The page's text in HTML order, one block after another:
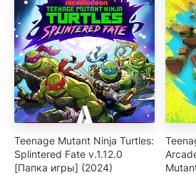
Teenage Mutant Ninja Turtles:
Splintered Fate v.1.12.0
[Папка игры] (2024)